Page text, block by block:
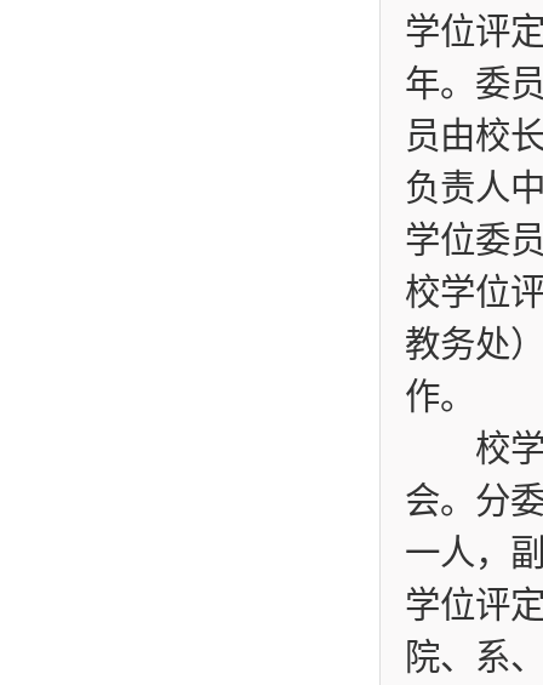
学位评
年。委
员由校
负责人
学位委
校学位
教务处
作。
校学
会。分
一人，
学位评
院、系